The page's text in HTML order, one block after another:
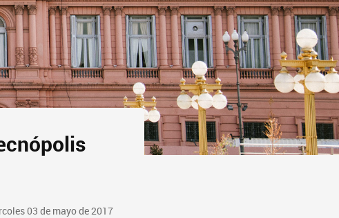
03 de mayo de 2017